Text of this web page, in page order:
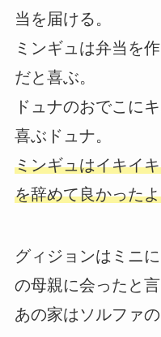
当を届ける。
ミンギュは弁当を
だと喜ぶ。
ドュナのおでこに
喜ぶドュナ。
ミンギュはイキイ
を辞めて良かった
グィジョンはミニ
の母親に会ったと言
あの家はソルファ